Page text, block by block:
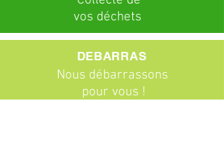
vos déchets
DEBARRAS
Nous débarrassons
pour vous !